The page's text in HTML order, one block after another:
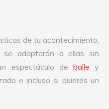
de tu acontecimiento,
se adaptarán a ellas sin
espectáculo de baile y
e incluso si quieres un